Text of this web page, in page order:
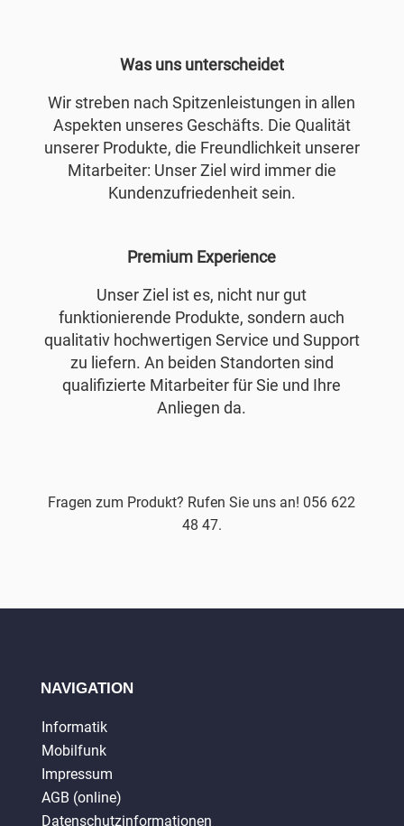
Was uns unterscheidet
Wir streben nach Spitzenleistungen in allen
Aspekten unseres Geschäfts. Die Qualität
unserer Produkte, die Freundlichkeit unserer
Mitarbeiter: Unser Ziel wird immer die
Kundenzufriedenheit sein.
Premium Experience
Unser Ziel ist es, nicht nur gut
funktionierende Produkte, sondern auch
qualitativ hochwertigen Service und Support
zu liefern. An beiden Standorten sind
qualifizierte Mitarbeiter für Sie und Ihre
Anliegen da.
Fragen zum Produkt? Rufen Sie uns an! 056 622
48 47.
NAVIGATION
Informatik
Mobilfunk
Impressum
AGB (online)
Datenschutzinformationen